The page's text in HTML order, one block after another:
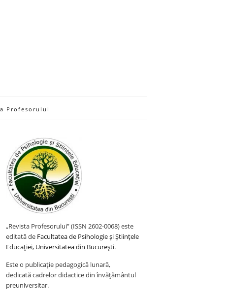
Profesorului
„Revista Profesorului” (ISSN 2602-0068) este
editată de Facultatea de Psihologie și Științele
Educației, Universitatea din București.
Este o publicație pedagogică lunară,
dedicată cadrelor didactice din învățământul
preuniversitar.